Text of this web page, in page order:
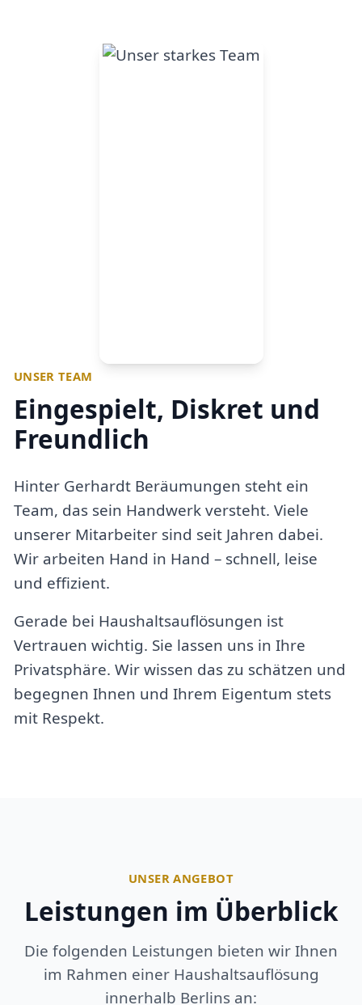
UNSER TEAM
Eingespielt, Diskret und
Freundlich
Hinter Gerhardt Beräumungen steht ein
Team, das sein Handwerk versteht. Viele
unserer Mitarbeiter sind seit Jahren dabei.
Wir arbeiten Hand in Hand – schnell, leise
und effizient.
Gerade bei Haushaltsauflösungen ist
Vertrauen wichtig. Sie lassen uns in Ihre
Privatsphäre. Wir wissen das zu schätzen und
begegnen Ihnen und Ihrem Eigentum stets
mit Respekt.
UNSER ANGEBOT
Leistungen im Überblick
Die folgenden Leistungen bieten wir Ihnen
im Rahmen einer Haushaltsauflösung
innerhalb Berlins an: